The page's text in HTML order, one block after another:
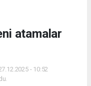
atamalar
- 10:52